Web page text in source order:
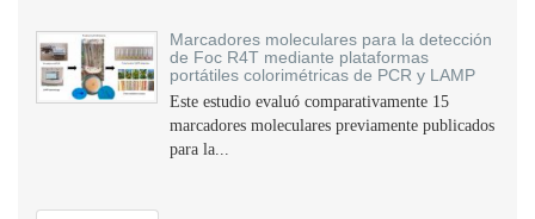
Marcadores moleculares para la detección
de Foc R4T mediante plataformas
portátiles colorimétricas de PCR y LAMP
Este estudio evaluó comparativamente 15
marcadores moleculares previamente publicados
para la...